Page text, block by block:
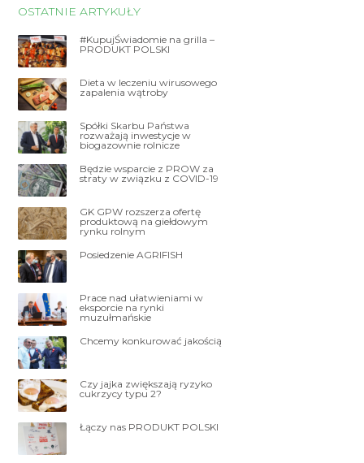
OSTATNIE ARTYKUŁY
#KupujŚwiadomie na grilla –
PRODUKT POLSKI
Dieta w leczeniu wirusowego
zapalenia wątroby
Spółki Skarbu Państwa
rozważają inwestycje w
biogazownie rolnicze
Będzie wsparcie z PROW za
straty w związku z COVID-19
GK GPW rozszerza ofertę
produktową na giełdowym
rynku rolnym
Posiedzenie AGRIFISH
Prace nad ułatwieniami w
eksporcie na rynki
muzułmańskie
Chcemy konkurować jakością
Czy jajka zwiększają ryzyko
cukrzycy typu 2?
Łączy nas PRODUKT POLSKI